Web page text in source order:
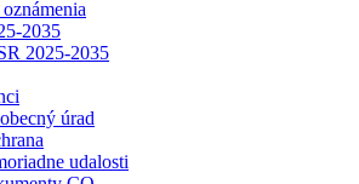
2035
2025-2035
úrad
udalosti